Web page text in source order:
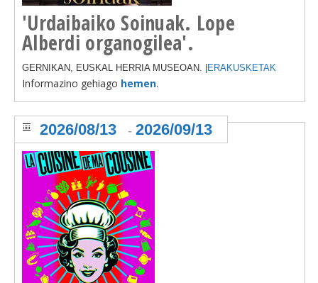
'Urdaibaiko Soinuak. Lope
Alberdi organogilea'.
GERNIKAN, EUSKAL HERRIA MUSEOAN. | ERAKUSKETAK
Informazino gehiago hemen.
2026/08/13 - 2026/09/13